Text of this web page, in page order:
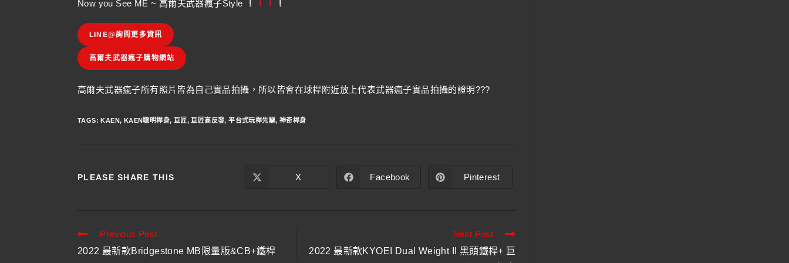
Now you See ME ~ 高爾夫武器瘋子Style
LINE@詢問更多資訊
高爾夫武器瘋子購物網站
高爾夫武器瘋子所有照片皆為自己實品拍攝，所以皆會在球桿附近放上代表武器瘋子實品拍攝的證明???
TAGS:KAEN, KAEN聰明桿身, 巨匠, 巨匠高反發, 平台式玩桿先驅, 神奇桿身
PLEASE SHARE THIS X Facebook Pinterest
Previous Post
2022 最新款Bridgestone MB限量版&CB+鐵桿
Next Post
2022 最新款KYOEI Dual Weight II 黑頭鐵桿+ 巨